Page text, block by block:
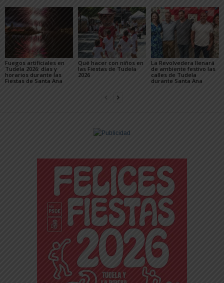
Fuegos artificiales en
Tudela 2026: días y
horarios durante las
Fiestas de Santa Ana
Qué hacer con niños en
las Fiestas de Tudela
2026
La Revolvedera llenará
de ambiente festivo las
calles de Tudela
durante Santa Ana